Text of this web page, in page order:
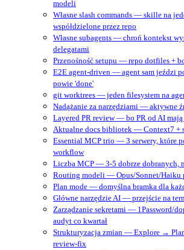
modeli
Własne slash commands — skille na
współdzielone przez repo
Własne subagents — chroń kontekst
delegatami
Przenośność setupu — repo dotfiles +
E2E agent-driven — agent sam jeździ
powie 'done'
git worktrees — jeden filesystem na
Nadążanie za narzędziami — aktywne
Layered PR review — bo PR od AI
Aktualne docs bibliotek — Context7 +
Essential MCP trio — 3 serwery, które
workflow
Liczba MCP — 3-5 dobrze dobranych,
Routing modeli — Opus/Sonnet/Haiku
Plan mode — domyślna bramka dla
Główne narzędzie AI — przejście na
Zarządzanie sekretami — 1Password/
audyt co kwartał
Strukturyzacja zmian — Explore →
review-fix